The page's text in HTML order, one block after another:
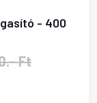
- 400
Ft